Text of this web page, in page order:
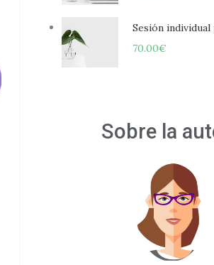
Sesión
70.00€
Sobre la